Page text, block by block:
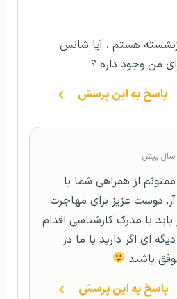
هستم ، آیا شانس
من وجود داره ؟
پاسخ به این پرسش
ممنونم از همراهی شما با
آر, دوست عزیز برای مهاجرت
باید با مدرک کارشناسی اقدام
ای اگر دارید با ما در
باشید
پاسخ به این پرسش